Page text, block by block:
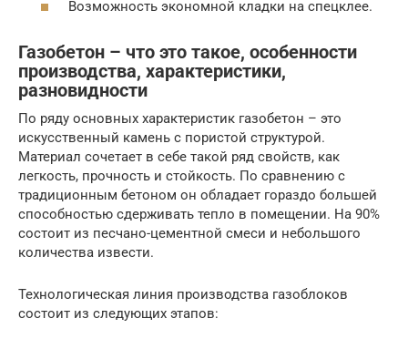
Возможность экономной кладки на спецклее.
Газобетон – что это такое, особенности
производства, характеристики,
разновидности
По ряду основных характеристик газобетон – это
искусственный камень с пористой структурой.
Материал сочетает в себе такой ряд свойств, как
легкость, прочность и стойкость. По сравнению с
традиционным бетоном он обладает гораздо большей
способностью сдерживать тепло в помещении. На 90%
состоит из песчано-цементной смеси и небольшого
количества извести.
Технологическая линия производства газоблоков
состоит из следующих этапов: